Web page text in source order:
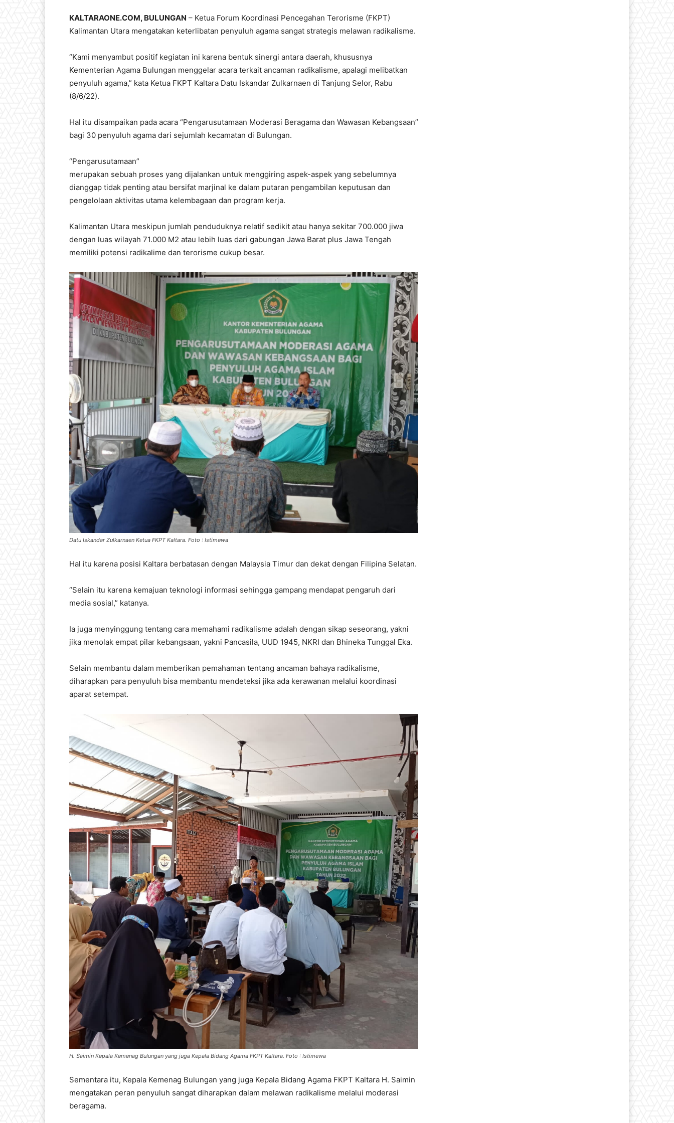
KALTARAONE.COM, BULUNGAN – Ketua Forum Koordinasi Pencegahan Terorisme (FKPT)
Kalimantan Utara mengatakan keterlibatan penyuluh agama sangat strategis melawan radikalisme.
“Kami menyambut positif kegiatan ini karena bentuk sinergi antara daerah, khususnya
Kementerian Agama Bulungan menggelar acara terkait ancaman radikalisme, apalagi melibatkan
penyuluh agama,” kata Ketua FKPT Kaltara Datu Iskandar Zulkarnaen di Tanjung Selor, Rabu
(8/6/22).
Hal itu disampaikan pada acara “Pengarusutamaan Moderasi Beragama dan Wawasan Kebangsaan”
bagi 30 penyuluh agama dari sejumlah kecamatan di Bulungan.
“Pengarusutamaan”
merupakan sebuah proses yang dijalankan untuk menggiring aspek-aspek yang sebelumnya
dianggap tidak penting atau bersifat marjinal ke dalam putaran pengambilan keputusan dan
pengelolaan aktivitas utama kelembagaan dan program kerja.
Kalimantan Utara meskipun jumlah penduduknya relatif sedikit atau hanya sekitar 700.000 jiwa
dengan luas wilayah 71.000 M2 atau lebih luas dari gabungan Jawa Barat plus Jawa Tengah
memiliki potensi radikalime dan terorisme cukup besar.
Datu Iskandar Zulkarnaen Ketua FKPT Kaltara. Foto : Istimewa
Hal itu karena posisi Kaltara berbatasan dengan Malaysia Timur dan dekat dengan Filipina Selatan.
“Selain itu karena kemajuan teknologi informasi sehingga gampang mendapat pengaruh dari
media sosial,” katanya.
Ia juga menyinggung tentang cara memahami radikalisme adalah dengan sikap seseorang, yakni
jika menolak empat pilar kebangsaan, yakni Pancasila, UUD 1945, NKRI dan Bhineka Tunggal Eka.
Selain membantu dalam memberikan pemahaman tentang ancaman bahaya radikalisme,
diharapkan para penyuluh bisa membantu mendeteksi jika ada kerawanan melalui koordinasi
aparat setempat.
H. Saimin Kepala Kemenag Bulungan yang juga Kepala Bidang Agama FKPT Kaltara. Foto : Istimewa
Sementara itu, Kepala Kemenag Bulungan yang juga Kepala Bidang Agama FKPT Kaltara H. Saimin
mengatakan peran penyuluh sangat diharapkan dalam melawan radikalisme melalui moderasi
beragama.